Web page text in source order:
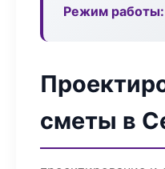
Режим работы:
сметы в